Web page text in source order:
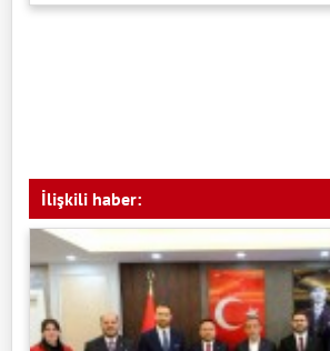
İlişkili haber: